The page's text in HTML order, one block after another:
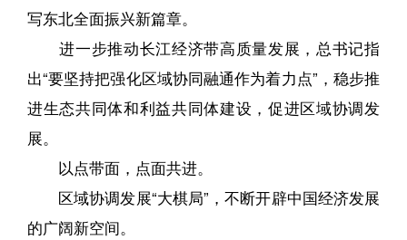
写东北全面振兴新篇章。
进一步推动长江经济带高质量发展，总书记指
出“要坚持把强化区域协同融通作为着力点”，稳步推
进生态共同体和利益共同体建设，促进区域协调发
展。
以点带面，点面共进。
区域协调发展“大棋局”，不断开辟中国经济发展
的广阔新空间。